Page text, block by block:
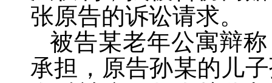
张原告的诉讼请求。
被告某老年公寓辩
承担，原告孙某的儿